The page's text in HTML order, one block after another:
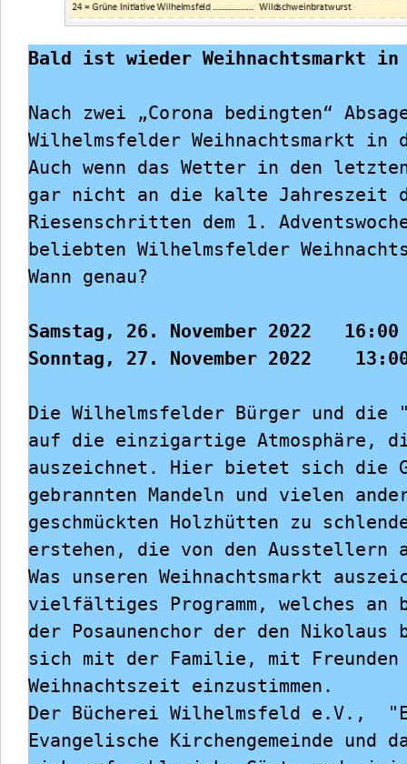
Bald ist wieder Weihnachtsmarkt in
Nach zwei „Corona bedingten“
Wilhelmsfelder Weihnachtsmarkt
Auch wenn das Wetter in den
gar nicht an die kalte Jahreszeit
Riesenschritten dem 1.
beliebten Wilhelmsfelder
Wann genau?
Samstag, 26. November 2022
Sonntag, 27. November 2022
Die Wilhelmsfelder Bürger und die
auf die einzigartige Atmosphäre,
auszeichnet. Hier bietet sich die
gebrannten Mandeln und vielen
geschmückten Holzhütten zu
erstehen, die von den Ausstellern
Was unseren Weihnachtsmarkt
vielfältiges Programm, welches an
der Posaunenchor der den
sich mit der Familie, mit Freunden
Weihnachtszeit einzustimmen.
Der Bücherei Wilhelmsfeld e.V.,
Evangelische Kirchengemeinde und